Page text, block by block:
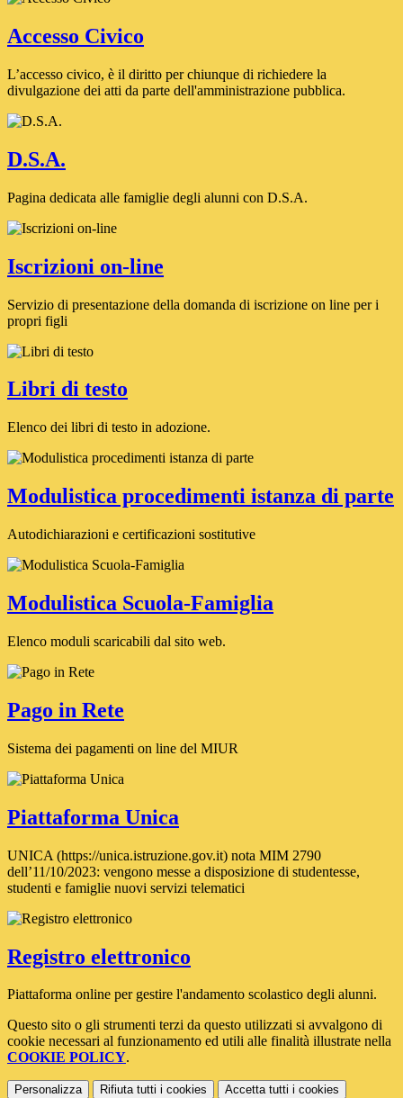
Accesso Civico
L’accesso civico, è il diritto per chiunque di richiedere la
divulgazione dei atti da parte dell'amministrazione pubblica.
D.S.A.
Pagina dedicata alle famiglie degli alunni con D.S.A.
Iscrizioni on-line
Servizio di presentazione della domanda di iscrizione on line per i
propri figli
Libri di testo
Elenco dei libri di testo in adozione.
Modulistica procedimenti istanza di parte
Autodichiarazioni e certificazioni sostitutive
Modulistica Scuola-Famiglia
Elenco moduli scaricabili dal sito web.
Pago in Rete
Sistema dei pagamenti on line del MIUR
Piattaforma Unica
UNICA (https://unica.istruzione.gov.it) nota MIM 2790
dell’11/10/2023: vengono messe a disposizione di studentesse,
studenti e famiglie nuovi servizi telematici
Registro elettronico
Piattaforma online per gestire l'andamento scolastico degli alunni.
Questo sito o gli strumenti terzi da questo utilizzati si avvalgono di
cookie necessari al funzionamento ed utili alle finalità illustrate nella
COOKIE POLICY.
Personalizza Rifiuta tutti i cookies Accetta tutti i cookies